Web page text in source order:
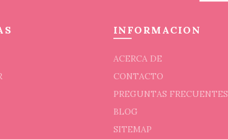
INFORMACION
ACERCA DE
CONTACTO
PREGUNTAS FRECUENTES
BLOG
SITEMAP